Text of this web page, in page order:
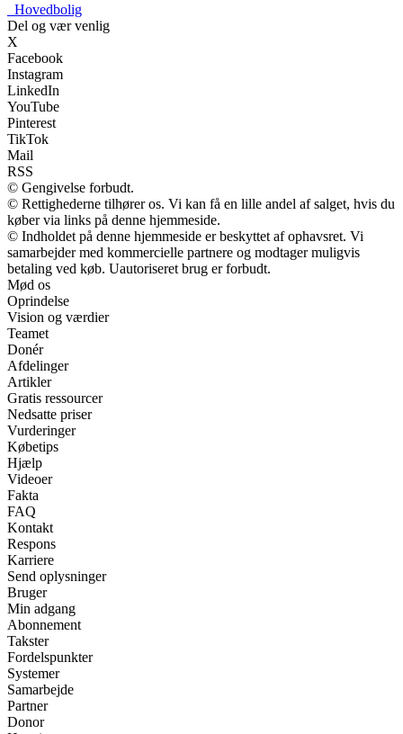
Hovedbolig
Del og vær venlig
X
Facebook
Instagram
LinkedIn
YouTube
Pinterest
TikTok
Mail
RSS
© Gengivelse forbudt.
© Rettighederne tilhører os. Vi kan få en lille andel af salget, hvis du
køber via links på denne hjemmeside.
© Indholdet på denne hjemmeside er beskyttet af ophavsret. Vi
samarbejder med kommercielle partnere og modtager muligvis
betaling ved køb. Uautoriseret brug er forbudt.
Mød os
Oprindelse
Vision og værdier
Teamet
Donér
Afdelinger
Artikler
Gratis ressourcer
Nedsatte priser
Vurderinger
Købetips
Hjælp
Videoer
Fakta
FAQ
Kontakt
Respons
Karriere
Send oplysninger
Bruger
Min adgang
Abonnement
Takster
Fordelspunkter
Systemer
Samarbejde
Partner
Donor